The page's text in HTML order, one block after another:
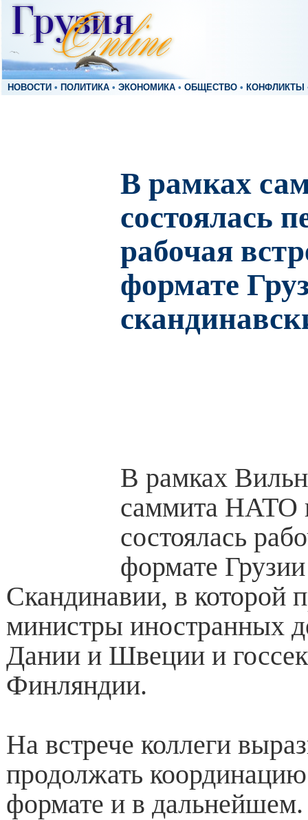
НОВОСТИ • ПОЛИТИКА • ЭКОНОМИКА • ОБЩЕСТВО • КОНФЛИКТЫ
В рамках
состоялась
рабочая
формате
В рамках
саммита НАТО
состоялась
формате
Скандинавии, в которой
министры иностранных
Дании и Швеции и
Финляндии.
На встрече коллеги
продолжать
формате и в дальнейшем.